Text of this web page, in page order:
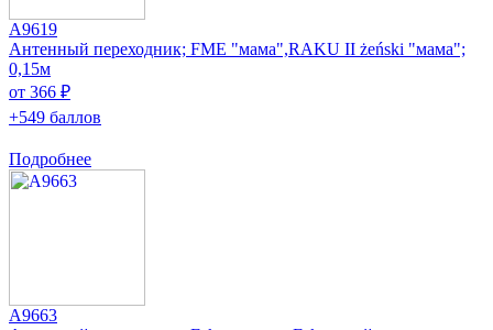
A9619
Антенный переходник; FME "мама",RAKU II żeński "мама";
0,15м
от 366 ₽
+549 баллов
Подробнее
A9663